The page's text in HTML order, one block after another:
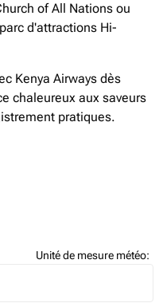
of All Nations ou
d'attractions Hi-
Kenya Airways dès
chaleureux aux saveurs
pratiques.
Unité de mesure météo: